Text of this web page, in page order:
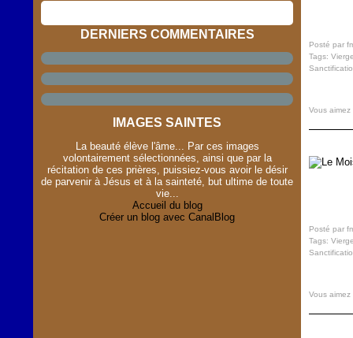
DERNIERS COMMENTAIRES
IMAGES SAINTES
La beauté élève l'âme... Par ces images
volontairement sélectionnées, ainsi que par la
récitation de ces prières, puissiez-vous avoir le désir
de parvenir à Jésus et à la sainteté, but ultime de toute
vie...
Accueil du blog
Créer un blog avec CanalBlog
Posté par
Tags:
Vous aimez
Posté par
Tags:
Vous aimez